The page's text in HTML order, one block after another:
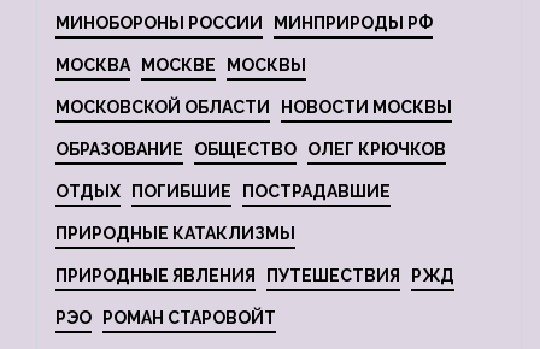
МИНОБОРОНЫ РОССИИ МИНПРИРОДЫ РФ
МОСКВА МОСКВЕ МОСКВЫ
МОСКОВСКОЙ ОБЛАСТИ НОВОСТИ МОСКВЫ
ОБРАЗОВАНИЕ ОБЩЕСТВО ОЛЕГ КРЮЧКОВ
ОТДЫХ ПОГИБШИЕ ПОСТРАДАВШИЕ
ПРИРОДНЫЕ КАТАКЛИЗМЫ
ПРИРОДНЫЕ ЯВЛЕНИЯ ПУТЕШЕСТВИЯ РЖД
РЭО РОМАН СТАРОВОЙТ